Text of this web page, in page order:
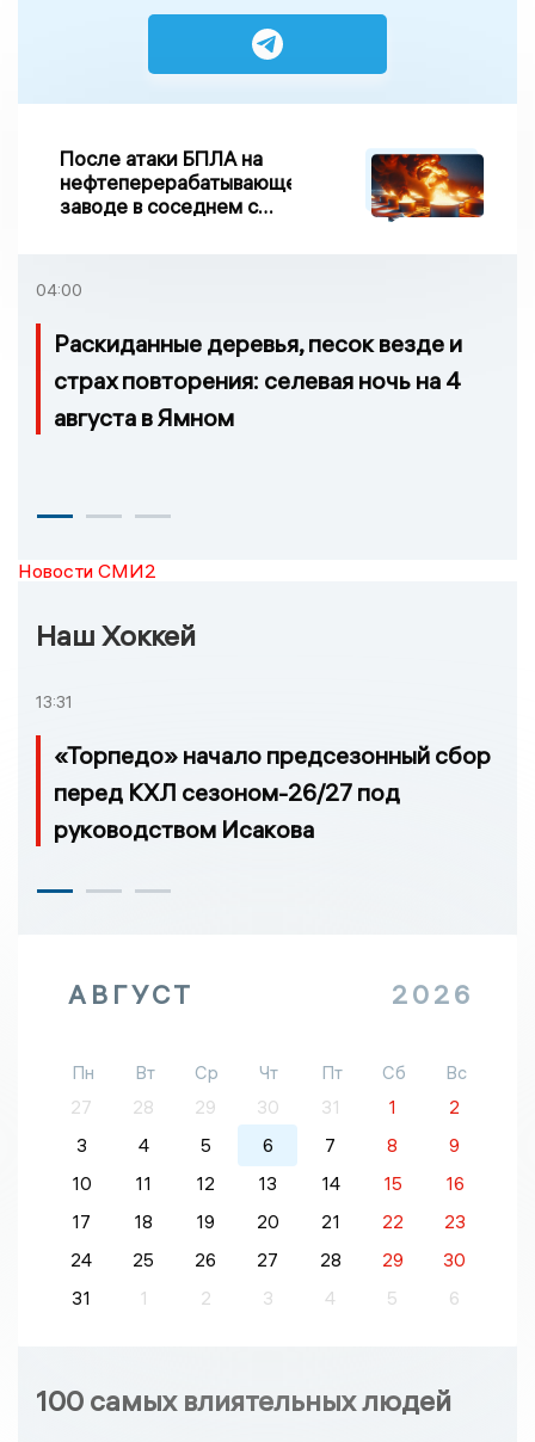
После атаки БПЛА на
нефтеперерабатывающем
заводе в соседнем с
возгорание
04:00
Раскиданные деревья, песок везде и
страх повторения: селевая ночь на 4
августа в Ямном
Новости СМИ2
Наш Хоккей
13:31
«Торпедо» начало предсезонный сбор
перед КХЛ сезоном-26/27 под
руководством Исакова
АВГУСТ 2026
Пн Вт Ср Чт Пт Сб
Вс
27
28 29 30 31 1
2
3
4 5 6 7 8
9
10
11 12 13 14 15
16
17
18 19 20 21 22
23
24
25 26 27 28 29
30
31
1 2 3 4 5 6
100 самых влиятельных людей